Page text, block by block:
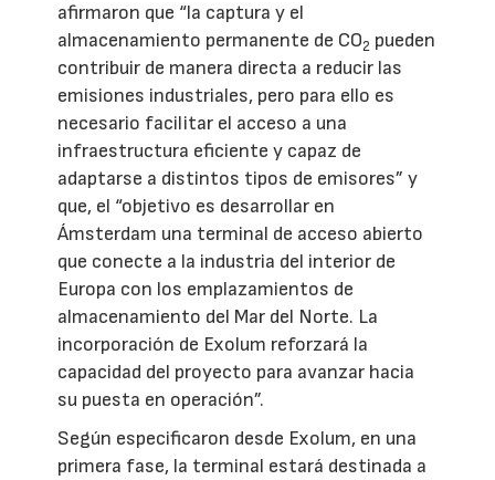
afirmaron que “la captura y el
almacenamiento permanente de CO2 pueden
contribuir de manera directa a reducir las
emisiones industriales, pero para ello es
necesario facilitar el acceso a una
infraestructura eficiente y capaz de
adaptarse a distintos tipos de emisores” y
que, el “objetivo es desarrollar en
Ámsterdam una terminal de acceso abierto
que conecte a la industria del interior de
Europa con los emplazamientos de
almacenamiento del Mar del Norte. La
incorporación de Exolum reforzará la
capacidad del proyecto para avanzar hacia
su puesta en operación”.
Según especificaron desde Exolum, en una
primera fase, la terminal estará destinada a